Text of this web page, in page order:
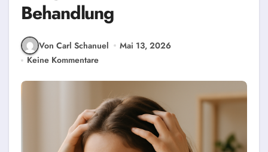
Behandlung
Von Carl Schanuel
Mai 13, 2026
Keine Kommentare